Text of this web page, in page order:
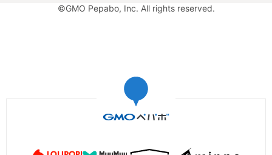
©GMO Pepabo, Inc. All rights reserved.